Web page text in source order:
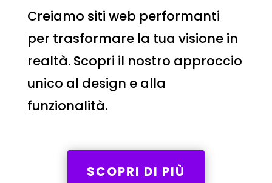
Creiamo siti web performanti
per trasformare la tua visione in
realtà. Scopri il nostro approccio
unico al design e alla
funzionalità.
SCOPRI DI PIÙ